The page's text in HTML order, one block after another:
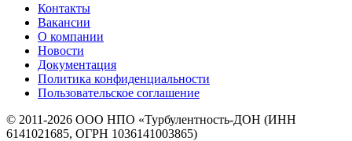
Контакты
Вакансии
О компании
Новости
Документация
Политика конфиденциальности
Пользовательское соглашение
© 2011-2026 ООО НПО «Турбулентность-ДОН (ИНН
6141021685, ОГРН 1036141003865)